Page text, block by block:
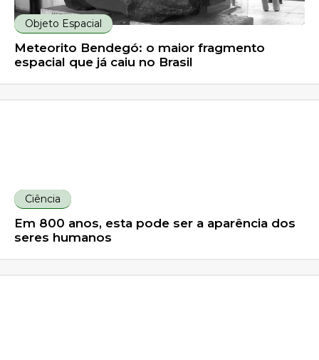
Objeto Espacial
Meteorito Bendegó: o maior fragmento
espacial que já caiu no Brasil
Ciência
Em 800 anos, esta pode ser a aparência dos
seres humanos